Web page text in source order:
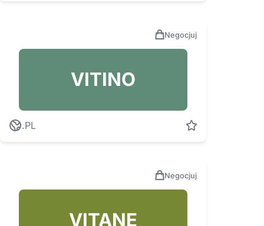
Negocjuj
VITINO
.PL
Negocjuj
VITANE